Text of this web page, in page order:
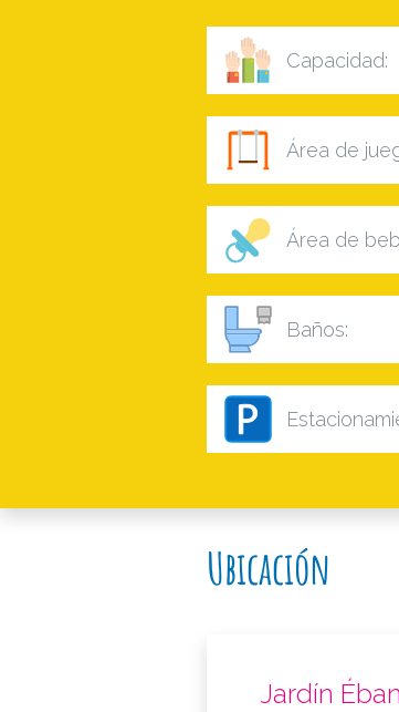
Capacidad:
Área de
Área de
Baños:
Ubicación
Jardín